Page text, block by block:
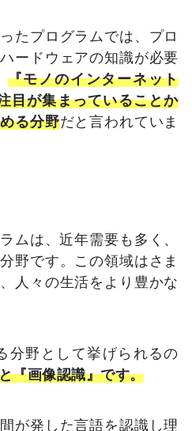
たプログラムでは、プロ
ードウェアの知識が必要
『モノのインターネット
目が集まっていることか
る分野だと言われていま
ムは、近年需要も多く、
野です。この領域はさま
人々の生活をより豊かな
分野として挙げられるの
『画像認識』です。
が発した言語を認識し理